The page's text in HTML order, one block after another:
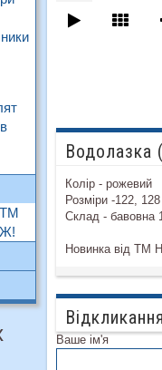
ТМ
Колір - рожевий
Розміри -122, 128
Склад - бавовна
Новинка від ТМ
Відкликання
Ваше ім'я